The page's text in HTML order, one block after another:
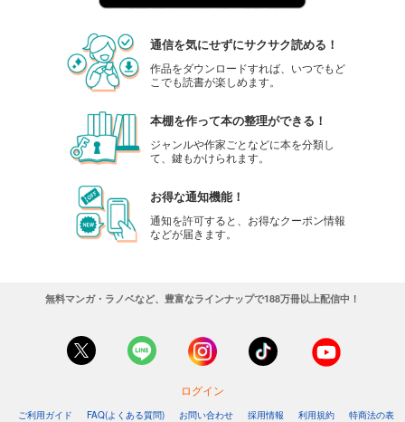
通信を気にせずにサクサク読める！
作品をダウンロードすれば、いつでもど
こでも読書が楽しめます。
本棚を作って本の整理ができる！
ジャンルや作家ごとなどに本を分類し
て、鍵もかけられます。
お得な通知機能！
通知を許可すると、お得なクーポン情報
などが届きます。
無料マンガ・ラノベなど、豊富なラインナップで188万冊以上配信中！
ログイン
ご利用ガイド FAQ(よくある質問) お問い合わせ 採用情報 利用規約 特商法の表